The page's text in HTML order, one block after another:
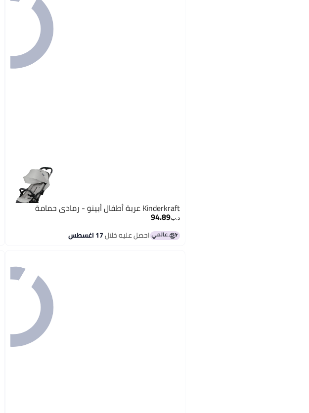
Kinderkraft عربة أطفال أبينو - رمادي حمامة
د.ب‏94.89
احصل عليه خلال17 اغسطس